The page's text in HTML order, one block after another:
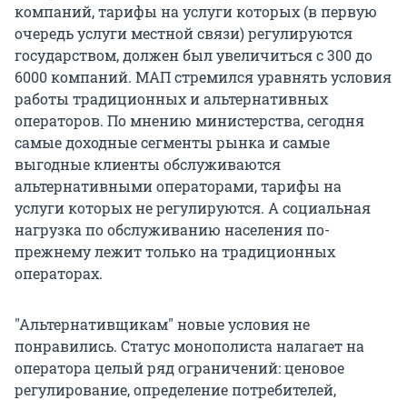
компаний, тарифы на услуги которых (в первую
очередь услуги местной связи) регулируются
государством, должен был увеличиться с 300 до
6000 компаний. МАП стремился уравнять условия
работы традиционных и альтернативных
операторов. По мнению министерства, сегодня
самые доходные сегменты рынка и самые
выгодные клиенты обслуживаются
альтернативными операторами, тарифы на
услуги которых не регулируются. А социальная
нагрузка по обслуживанию населения по-
прежнему лежит только на традиционных
операторах.
"Альтернативщикам" новые условия не
понравились. Статус монополиста налагает на
оператора целый ряд ограничений: ценовое
регулирование, определение потребителей,